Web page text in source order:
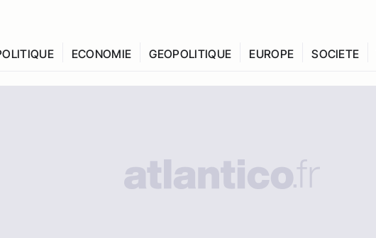
ECONOMIE GEOPOLITIQUE EUROPE SOCIETE